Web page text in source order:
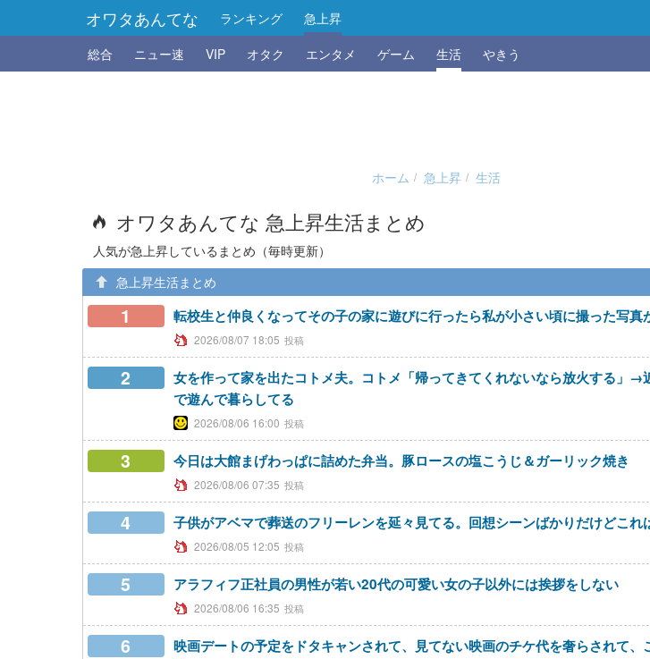
オワタあんてな ランキング
急上昇
総合
ニュー速 VIP オタク エンタメ ゲーム 生活 やきう
ホーム 急上昇 生活
オワタあんてな 急上昇生活まとめ
人気が急上昇しているまとめ（毎時更新）
急上昇生活まとめ
1 転校生と仲良くなってその子の家に遊びに行ったら私が小さい頃に撮った写真
2026/08/07 18:05
2
女を作って家を出たコトメ夫。コトメ「帰ってきてくれないなら放火する
で遊んで暮らしてる
2026/08/06 16:00
3 今日は大館まげわっぱに詰めた弁当。豚ロースの塩こうじ＆ガーリック焼き
2026/08/06 07:35
4 子供がアベマで葬送のフリーレンを延々見てる。回想シーンばかりだけどこれ
2026/08/05 12:05
5 アラフィフ正社員の男性が若い20代の可愛い女の子以外には挨拶をしない
2026/08/06 16:35
6 映画デートの予定をドタキャンされて、見てない映画のチケ代を奢らされて、